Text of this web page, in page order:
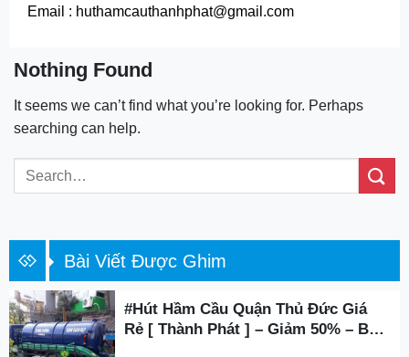
Email : huthamcauthanhphat@gmail.com
Nothing Found
It seems we can’t find what you’re looking for. Perhaps
searching can help.
Bài Viết Được Ghim
#Hút Hầm Cầu Quận Thủ Đức Giá
Rẻ [ Thành Phát ] – Giảm 50% – BH